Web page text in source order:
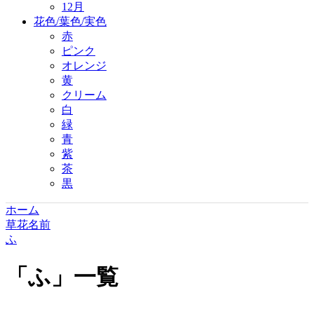
12月
花色/葉色/実色
赤
ピンク
オレンジ
黄
クリーム
白
緑
青
紫
茶
黒
ホーム
草花名前
ふ
「 ふ 」 一覧